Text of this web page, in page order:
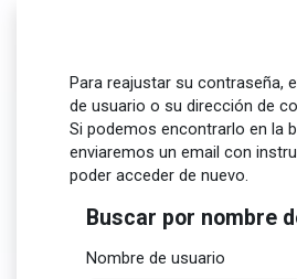
Para reajustar su contraseña,
de usuario o su dirección de
Si podemos encontrarlo en la
enviaremos un email con
poder acceder de nuevo.
Buscar por nombre de
Buscar por nombre
Nombre de usuario